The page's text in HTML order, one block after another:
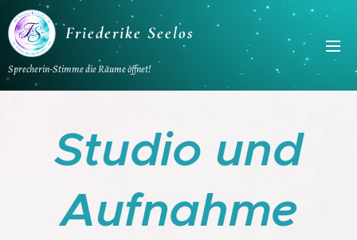
Friederike Seelos
Sprecherin-Stimme die Räume öffnet!
Studio und
Aufnahme